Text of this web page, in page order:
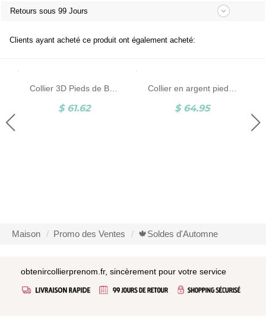
Retours sous 99 Jours
Clients ayant acheté ce produit ont également acheté:
Collier 3D Pieds de Bébé-Pierre de Naissance et Gravure-Argent
$ 61.62 $ 64.95
Maison Promo des Ventes 🍁Soldes d'Automne
obtenircollierprenom.fr, sincèrement pour votre service